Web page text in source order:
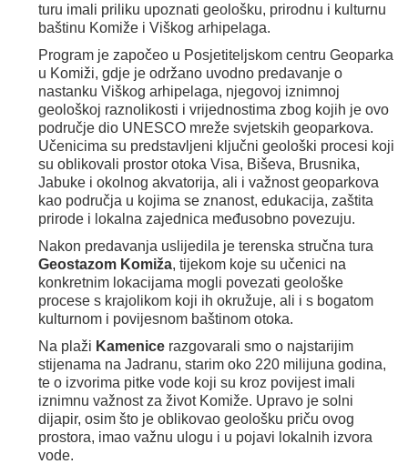
turu imali priliku upoznati geološku, prirodnu i kulturnu
baštinu Komiže i Viškog arhipelaga.
Program je započeo u Posjetiteljskom centru Geoparka
u Komiži, gdje je održano uvodno predavanje o
nastanku Viškog arhipelaga, njegovoj iznimnoj
geološkoj raznolikosti i vrijednostima zbog kojih je ovo
područje dio UNESCO mreže svjetskih geoparkova.
Učenicima su predstavljeni ključni geološki procesi koji
su oblikovali prostor otoka Visa, Biševa, Brusnika,
Jabuke i okolnog akvatorija, ali i važnost geoparkova
kao područja u kojima se znanost, edukacija, zaštita
prirode i lokalna zajednica međusobno povezuju.
Nakon predavanja uslijedila je terenska stručna tura
Geostazom Komiža, tijekom koje su učenici na
konkretnim lokacijama mogli povezati geološke
procese s krajolikom koji ih okružuje, ali i s bogatom
kulturnom i povijesnom baštinom otoka.
Na plaži Kamenice razgovarali smo o najstarijim
stijenama na Jadranu, starim oko 220 milijuna godina,
te o izvorima pitke vode koji su kroz povijest imali
iznimnu važnost za život Komiže. Upravo je solni
dijapir, osim što je oblikovao geološku priču ovog
prostora, imao važnu ulogu i u pojavi lokalnih izvora
vode.